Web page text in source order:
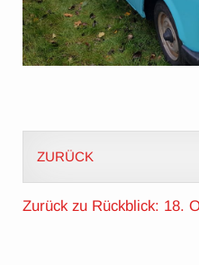
ZURÜCK
Zurück zu Rückblick: 18.